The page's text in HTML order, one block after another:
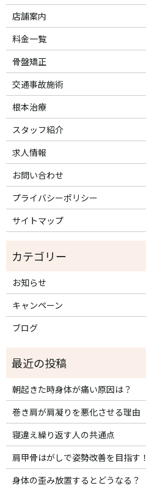
店舗案内
料金一覧
骨盤矯正
交通事故施術
根本治療
スタッフ紹介
求人情報
お問い合わせ
プライバシーポリシー
サイトマップ
お知らせ
キャンペーン
ブログ
朝起きた時身体が痛い原因は？
巻き肩が肩凝りを悪化させる理由
寝違え繰り返す人の共通点
肩甲骨はがしで姿勢改善を目指す！
身体の歪み放置するとどうなる？